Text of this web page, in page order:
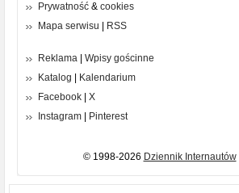
Prywatność & cookies
Mapa serwisu
RSS
Reklama
Wpisy gościnne
Katalog
Kalendarium
Facebook
X
Instagram
Pinterest
© 1998-2026 Dziennik Internautów